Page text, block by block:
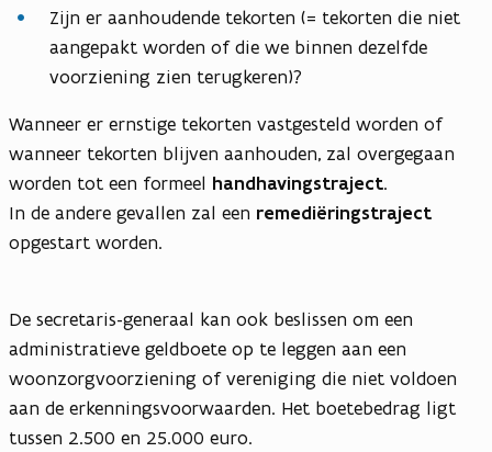
Zijn er aanhoudende tekorten (= tekorten die niet
aangepakt worden of die we binnen dezelfde
voorziening zien terugkeren)?
Wanneer er ernstige tekorten vastgesteld worden of
wanneer tekorten blijven aanhouden, zal overgegaan
worden tot een formeel handhavingstraject.
In de andere gevallen zal een remediëringstraject
opgestart worden.
De secretaris-generaal kan ook beslissen om een
administratieve geldboete op te leggen aan een
woonzorgvoorziening of vereniging die niet voldoen
aan de erkenningsvoorwaarden. Het boetebedrag ligt
tussen 2.500 en 25.000 euro.